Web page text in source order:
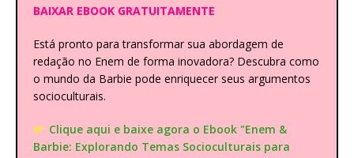
BAIXAR EBOOK GRATUITAMENTE
Está pronto para transformar sua abordagem de
redação no Enem de forma inovadora? Descubra como
o mundo da Barbie pode enriquecer seus argumentos
socioculturais.
Clique aqui e baixe agora o Ebook "Enem &
Barbie: Explorando Temas Socioculturais para